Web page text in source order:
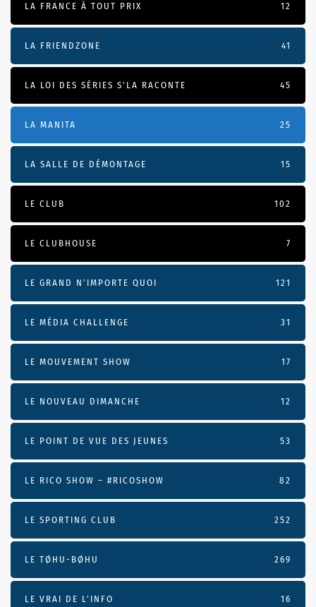
LA FRANCE À TOUT PRIX 12
LA FRIENDZONE 41
LA LOI DES SÉRIES S'LA RACONTE 45
LA MANITA 25
LA SALLE DE DÉMONTAGE 15
LE CLUB 102
LE CLUBHOUSE 7
LE GRAND N’IMPORTE QUOI 121
LE MÉDIA CHALLENGE 31
LE MOUVEMENT SHOW 17
LE NOUVEAU DIMANCHE 12
LE POINT DE VUE DES JEUNES 53
LE RICO SHOW – #RICOSHOW 82
LE SPORTING CLUB 252
LE TØHU-BØHU 269
LE VRAI DE L’INFO 16